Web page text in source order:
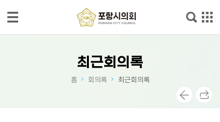
본문으로 바로가기
메인메뉴 바로가기
홈 회의록 최근회의록
최근회의록